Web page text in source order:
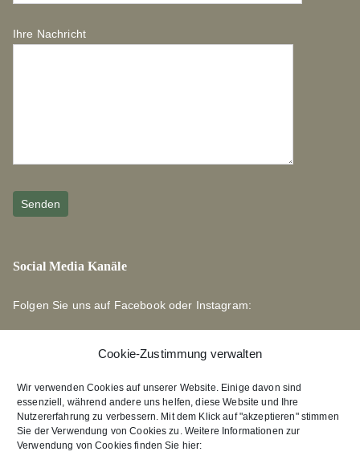
Cookie-Zustimmung verwalten
Wir verwenden Cookies auf unserer Website. Einige davon sind
essenziell, während andere uns helfen, diese Website und Ihre
Nutzererfahrung zu verbessern. Mit dem Klick auf "akzeptieren" stimmen
Sie der Verwendung von Cookies zu. Weitere Informationen zur
Verwendung von Cookies finden Sie hier:
Ihre Nachricht
Social Media Kanäle
Folgen Sie uns auf Facebook oder Instagram:
Links zu unseren Partnerverlagen
Edition Bärenklau